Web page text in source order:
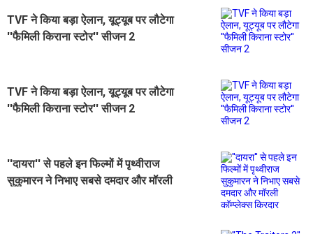
TVF ने किया बड़ा ऐलान, यूट्यूब पर लौटेगा
''फैमिली किराना स्टोर'' सीजन 2
TVF ने किया बड़ा ऐलान, यूट्यूब पर लौटेगा
''फैमिली किराना स्टोर'' सीजन 2
''दायरा'' से पहले इन फिल्मों में पृथ्वीराज
सुकुमारन ने निभाए सबसे दमदार और मॉरली